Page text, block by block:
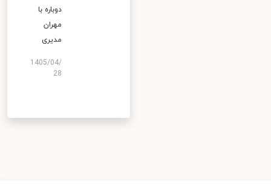
دوباره با
مهران
مدیری
1405/04/
28